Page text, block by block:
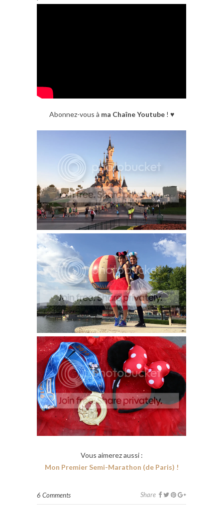
Abonnez-vous à ma Chaîne Youtube! ♥
Vous aimerez aussi :
Mon Premier Semi-Marathon (de Paris) !
6 Comments Share